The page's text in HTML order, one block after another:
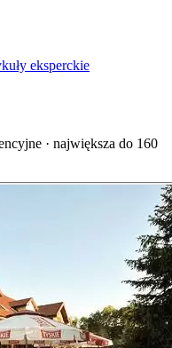
eksperckie
· największa do 160